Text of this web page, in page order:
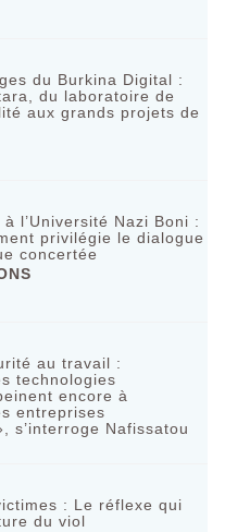
du Burkina Digital :
du laboratoire de
aux grands projets de
l’Université Nazi Boni :
privilégie le dialogue
concertée
au travail :
technologies
encore à
entreprises
s’interroge Nafissatou
: Le réflexe qui
du viol